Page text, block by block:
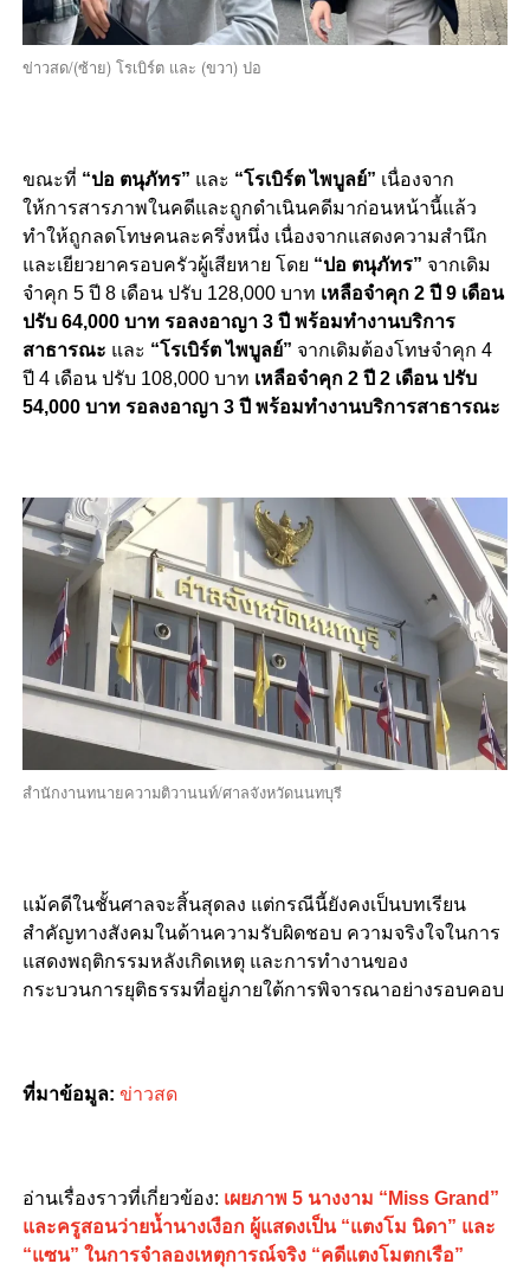
ข่าวสด/(ซ้าย) โรเบิร์ต และ (ขวา) ปอ
ขณะที่ “ปอ ตนุภัทร” และ “โรเบิร์ต ไพบูลย์” เนื่องจาก
ให้การสารภาพในคดีและถูกดำเนินคดีมาก่อนหน้านี้แล้ว
ทำให้ถูกลดโทษคนละครึ่งหนึ่ง เนื่องจากแสดงความสำนึก
และเยียวยาครอบครัวผู้เสียหาย โดย “ปอ ตนุภัทร” จากเดิม
จำคุก 5 ปี 8 เดือน ปรับ 128,000 บาท เหลือจำคุก 2 ปี 9 เดือน
ปรับ 64,000 บาท รอลงอาญา 3 ปี พร้อมทำงานบริการ
สาธารณะ และ “โรเบิร์ต ไพบูลย์” จากเดิมต้องโทษจำคุก 4
ปี 4 เดือน ปรับ 108,000 บาท เหลือจำคุก 2 ปี 2 เดือน ปรับ
54,000 บาท รอลงอาญา 3 ปี พร้อมทำงานบริการสาธารณะ
สำนักงานทนายความติวานนท์/ศาลจังหวัดนนทบุรี
แม้คดีในชั้นศาลจะสิ้นสุดลง แต่กรณีนี้ยังคงเป็นบทเรียน
สำคัญทางสังคมในด้านความรับผิดชอบ ความจริงใจในการ
แสดงพฤติกรรมหลังเกิดเหตุ และการทำงานของ
กระบวนการยุติธรรมที่อยู่ภายใต้การพิจารณาอย่างรอบคอบ
ที่มาข้อมูล: ข่าวสด
อ่านเรื่องราวที่เกี่ยวข้อง: เผยภาพ 5 นางงาม “Miss Grand”
และครูสอนว่ายน้ำนางเงือก ผู้แสดงเป็น “แตงโม นิดา” และ
“แซน” ในการจำลองเหตุการณ์จริง “คดีแตงโมตกเรือ”